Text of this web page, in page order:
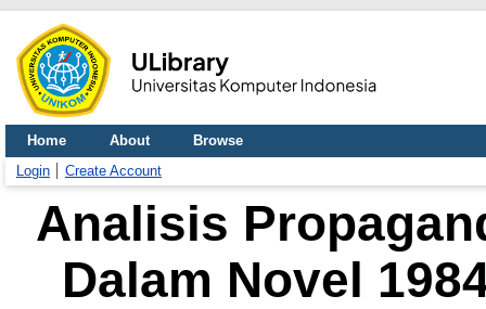
Home About
Browse
Login
Create Account
Analisis
Dalam Novel